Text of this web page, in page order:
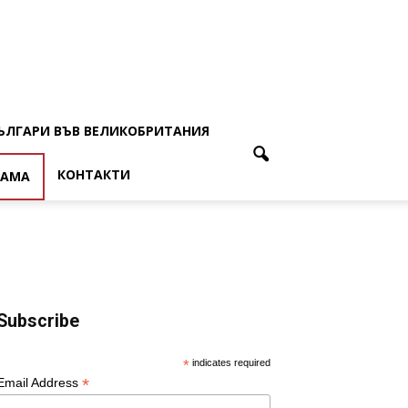
ВЪВ ВЕЛИКОБРИТАНИЯ
КОНТАКТИ
* indicates required
Address *